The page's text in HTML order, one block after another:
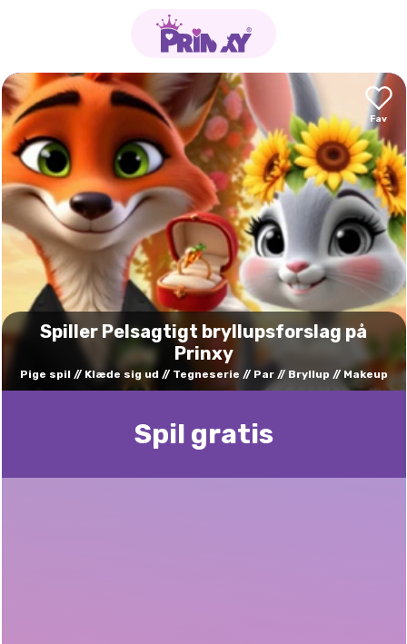
Spiller Pelsagtigt bryllupsforslag på
Prinxy
Pige spil Klæde sig ud Tegneserie Par Bryllup Makeup
Spil gratis